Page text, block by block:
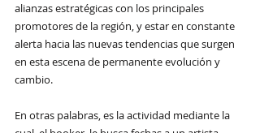
alianzas estratégicas con los principales
promotores de la región, y estar en constante
alerta hacia las nuevas tendencias que surgen
en esta escena de permanente evolución y
cambio.
En otras palabras, es la actividad mediante la